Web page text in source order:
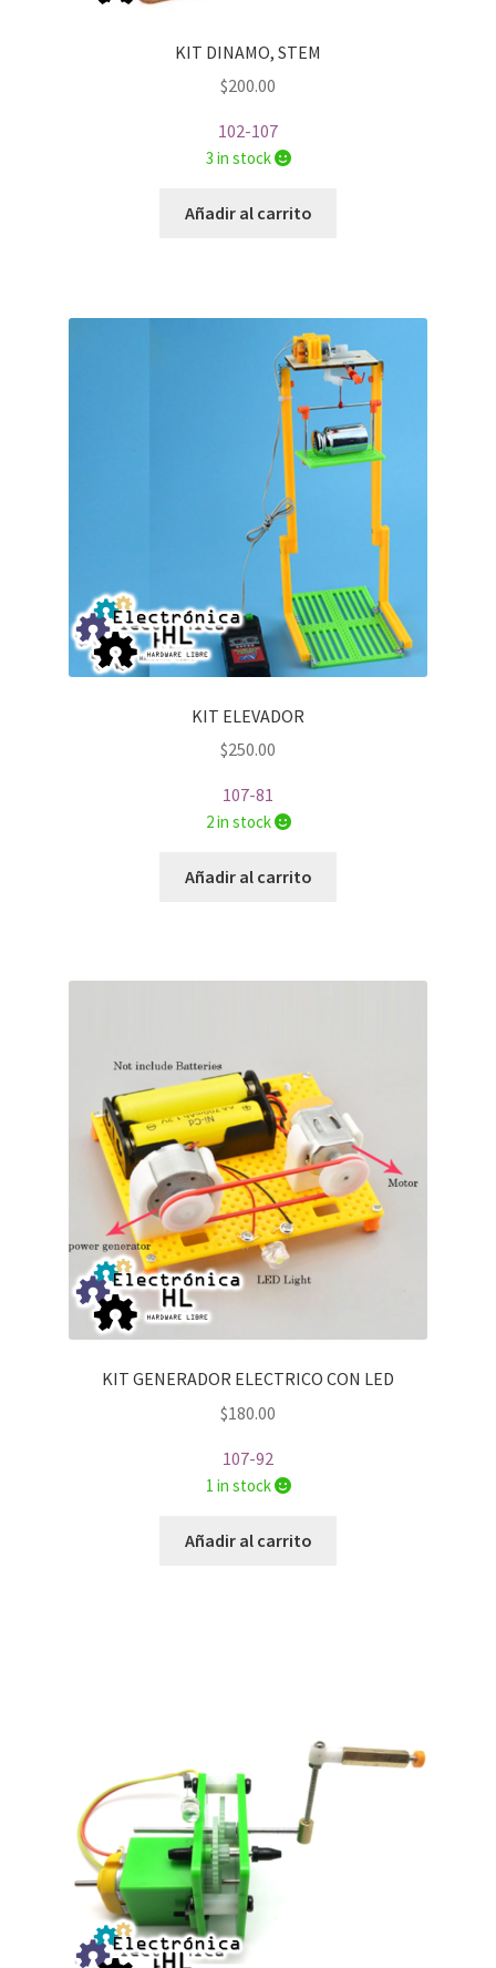
KIT DINAMO, STEM
$200.00
102-107
3 in stock
Añadir al carrito
KIT ELEVADOR
$250.00
107-81
2 in stock
Añadir al carrito
KIT GENERADOR ELECTRICO CON LED
$180.00
107-92
1 in stock
Añadir al carrito